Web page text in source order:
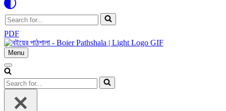
Search
for...
PDF
Menu
Navigation
Navigation
Menu
Search
for...